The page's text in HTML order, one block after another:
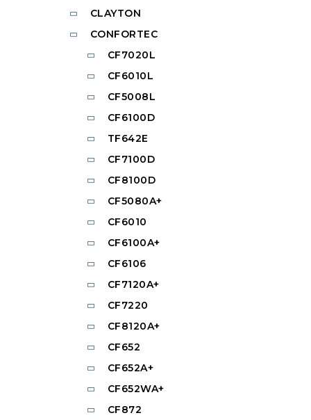
CLAYTON
CONFORTEC
CF7020L
CF6010L
CF5008L
CF6100D
TF642E
CF7100D
CF8100D
CF5080A+
CF6010
CF6100A+
CF6106
CF7120A+
CF7220
CF8120A+
CF652
CF652A+
CF652WA+
CF872